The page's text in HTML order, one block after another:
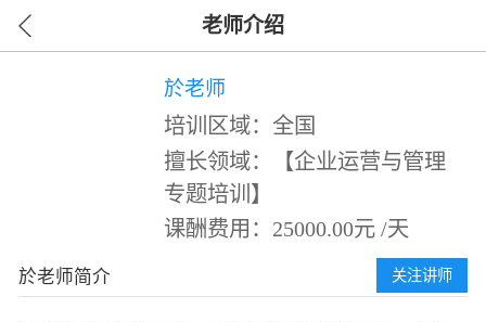
老师介绍
於老师
培训区域：全国
擅长领域：【企业运营与管理
专题培训】
课酬费用：25000.00元 /天
於老师简介 关注讲师